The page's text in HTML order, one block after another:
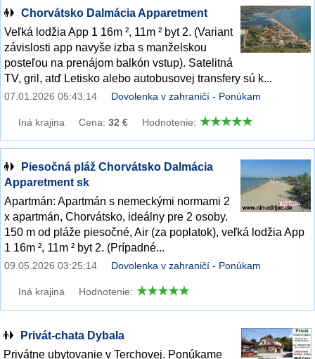
Chorvátsko Dalmácia Apparetment
Veľká lodžia App 1 16m ², 11m ² byt 2. (Variant
závislosti app navyše izba s manželskou
posteľou na prenájom balkón vstup). Satelitná
TV, gril, atď Letisko alebo autobusovej transfery sú k...
07.01.2026 05:43:14 Dovolenka v zahraničí - Ponúkam
Iná krajina Cena: 32 € Hodnotenie:
Piesočná pláž Chorvátsko Dalmácia
Apparetment sk
Apartmán: Apartmán s nemeckými normami 2
x apartmán, Chorvátsko, ideálny pre 2 osoby.
150 m od pláže piesočné, Air (za poplatok), veľká lodžia App
1 16m ², 11m ² byt 2. (Prípadné...
09.05.2026 03:25:14 Dovolenka v zahraničí - Ponúkam
Iná krajina Hodnotenie:
Privát-chata Dybala
Privátne ubytovanie v Terchovej. Ponúkame